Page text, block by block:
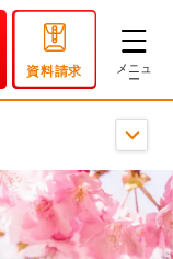
資料請求